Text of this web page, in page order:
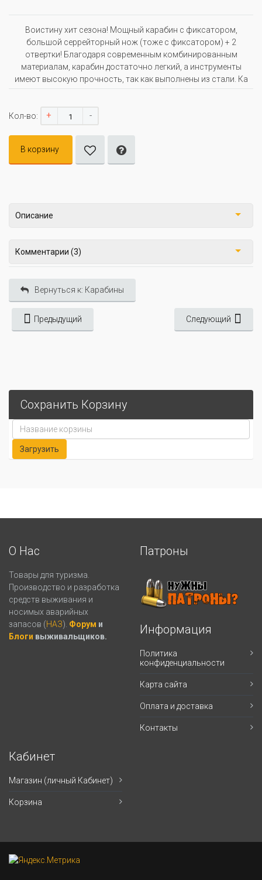
Воистину хит сезона! Мощный карабин с фиксатором,
большой серрейторный нож (тоже с фиксатором) + 2
отвертки! Благодаря современным комбинированным
материалам, карабин достаточно легкий, а инструменты
имеют высокую прочность, так как выполнены из стали. Ка
Кол-во: + -
В корзину
Описание
Комментарии (3)
Вернуться к: Карабины
Предыдущий Следующий
Сохранить Корзину
О Нас
Товары для туризма.
Производство и разработка
средств выживания и
носимых аварийных
запасов (НАЗ). Форум и
Блоги выживальщиков.
Патроны
Информация
Политика
конфиденциальности
Карта сайта
Оплата и доставка
Контакты
Кабинет
Магазин (личный Кабинет)
Корзина